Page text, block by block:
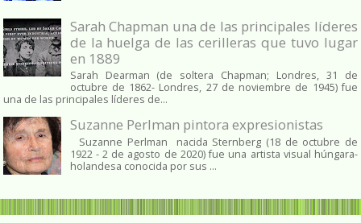
Sarah Chapman una de las principales líderes
de la huelga de las cerilleras que tuvo lugar
en 1889
Sarah Dearman (de soltera Chapman; Londres, 31 de
octubre de 1862​- Londres, 27 de noviembre de 1945)​ fue
una de las principales líderes de...
Suzanne Perlman pintora expresionistas
Suzanne Perlman nacida Sternberg (18 de octubre de
1922 - 2 de agosto de 2020) fue una artista visual húngara-
holandesa conocida por sus ...